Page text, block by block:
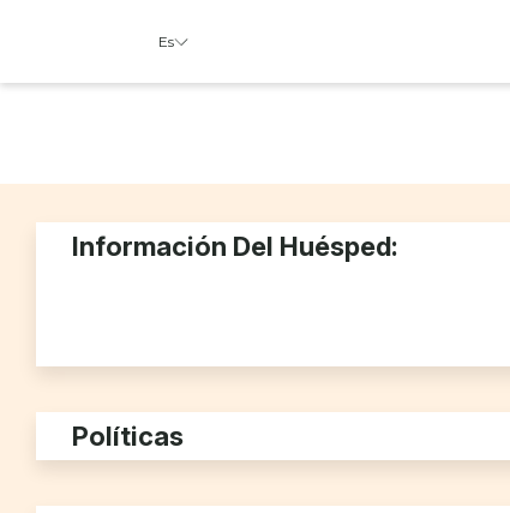
Es
Información Del Huésped:
Políticas